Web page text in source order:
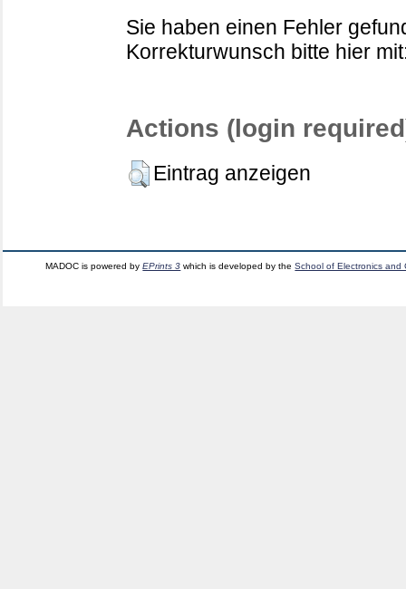
Sie haben einen Fehler
Korrekturwunsch bitte hier
Actions (login
Eintrag anzeigen
MADOC is powered byEPrints 3 which is developed by theSchool of Electronics and